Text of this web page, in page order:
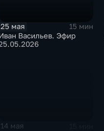
25 мая
15 мин
Васильев. Эфир
14 мая